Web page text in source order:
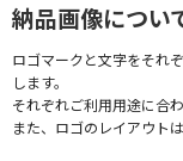
納品画像につい
ロゴマークと文字をそれ
します。
それぞれご利用用途に合
また、ロゴのレイアウト